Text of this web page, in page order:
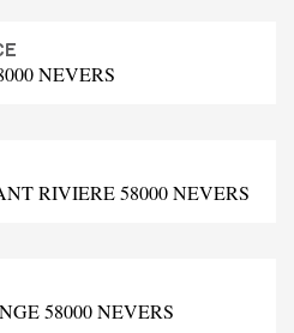
NEVERS
RIVIERE 58000 NEVERS
58000 NEVERS